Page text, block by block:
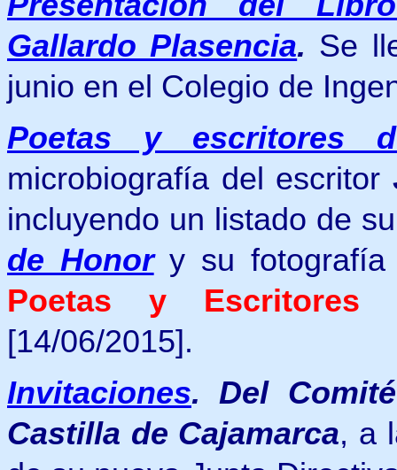
Gallardo Plasencia. Se
junio en el Colegio de
Poetas y escritores
microbiografía del escritor
incluyendo un listado de
de Honor y su
Poetas y Escritores
[14/06/2015].
Invitaciones.
Del
Castilla de Cajamarca, a